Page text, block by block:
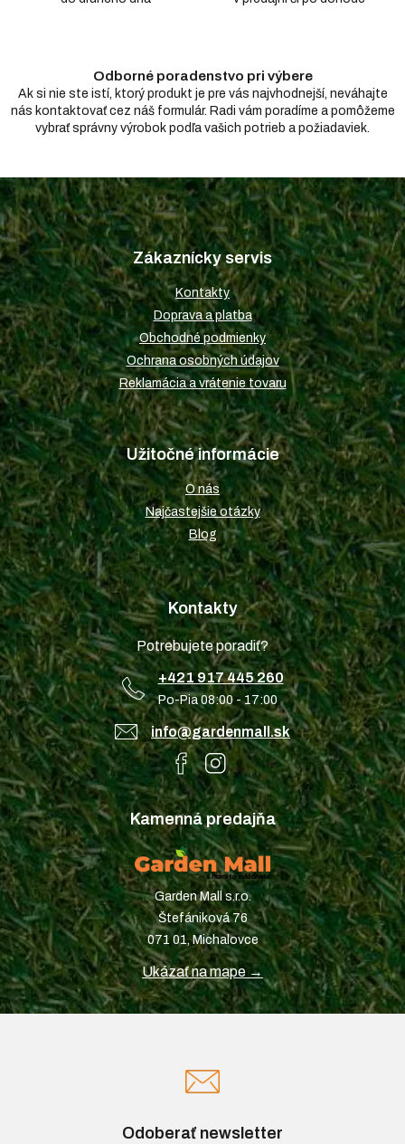
p
i
s
u
Odborné poradenstvo pri výbere
Ak si nie ste istí, ktorý produkt je pre vás najvhodnejší, neváhajte
nás kontaktovať cez náš formulár. Radi vám poradíme a pomôžeme
vybrať správny výrobok podľa vašich potrieb a požiadaviek.
Z
á
p
ä
t
i
e
Zákaznícky servis
Kontakty
Doprava a platba
Obchodné podmienky
Ochrana osobných údajov
Reklamácia a vrátenie tovaru
Užitočné informácie
O nás
Najčastejšie otázky
Blog
Kontakty
Potrebujete poradiť?
+421 917 445 260
Po-Pia 08:00 - 17:00
info@gardenmall.sk
Kamenná predajňa
Garden Mall s.r.o.
Štefániková 76
071 01, Michalovce
Ukázať na mape →
Odoberať newsletter